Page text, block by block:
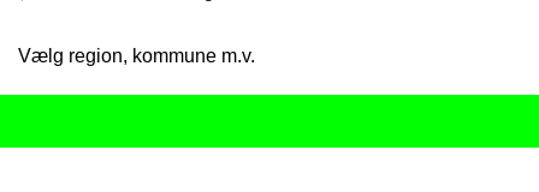
Vælg region, kommune m.v.